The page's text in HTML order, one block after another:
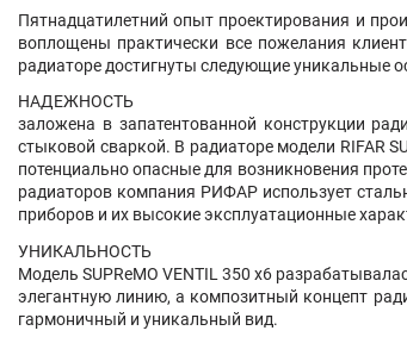
Пятнадцатилетний опыт проектирования и
воплощены практически все пожелания
радиаторе достигнуты следующие уникальные
НАДЕЖНОСТЬ
заложена в запатентованной конструкции
стыковой сваркой. В радиаторе модели RIFAR
потенциально опасные для возникновения
радиаторов компания РИФАР использует
приборов и их высокие эксплуатационные
УНИКАЛЬНОСТЬ
Модель SUPReMO VENTIL 350 х6
элегантную линию, а композитный концепт
гармоничный и уникальный вид.